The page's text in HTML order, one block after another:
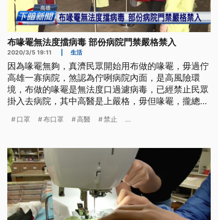
布喙罨無法度擋病毒 部份病院門禁嚴格禁入
2020/3/5 19:11 生活
因為喙罨無夠，真濟民眾開始用布做的喙罨，毋過佇
高雄一寡病院，煞認為佇咧病院內面，是高風險環
境，布做的喙罨是無法度口過濾病毒，已經禁止民眾
掛入去病院，其中高醫是上嚴格，毋但喙罨，攏總袂
眾只戴布口罩，被攔下來禁止進入，但因為迫切需要
院；另一位小姐戴著活性碳口罩，也被攔下來勸離。
==探病民眾== 不讓我戴這口
口罩 布口罩 高醫 禁止 ...